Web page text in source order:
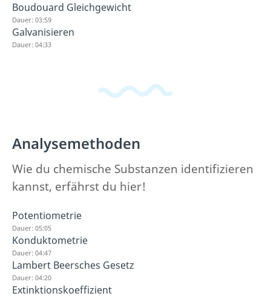
Boudouard Gleichgewicht
Dauer: 03:59
Galvanisieren
Dauer: 04:33
Analysemethoden
Wie du chemische Substanzen identifizieren
kannst, erfährst du hier!
Potentiometrie
Dauer: 05:05
Konduktometrie
Dauer: 04:47
Lambert Beersches Gesetz
Dauer: 04:20
Extinktionskoeffizient